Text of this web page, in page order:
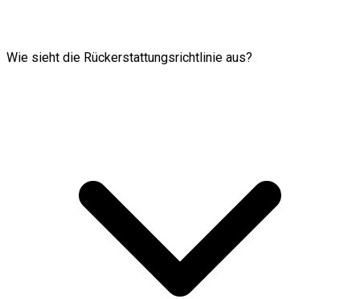
Wie sieht die Rückerstattungsrichtlinie aus?